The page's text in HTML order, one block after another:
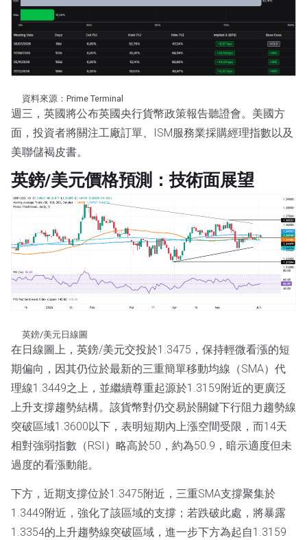
資料來源：Prime Terminal
週三，英國將公布英國央行貨幣政策報告聽證會。美國方
面，投資者將關注工廠訂單、ISM服務業採購經理指數以及
美聯儲褐皮書。
英鎊/美元價格預測：技術面展望
英鎊/美元日線圖
在日線圖上，英鎊/美元交投於1.3475，保持輕微看漲的短
期偏向，因其仍位於最新的三重簡單移動均線（SMA）代
理線1.3449之上，並繼續尊重起源於1.3159附近的更廣泛
上升支撐趨勢結構。該貨幣對仍交易於關鍵下行阻力趨勢線
突破區域1.3600以下，表明短期內上漲空間受限，而14天
相對強弱指數（RSI）略高於50，約為50.9，暗示適度但未
過度的看漲動能。
下方，近期支撐位於1.3475附近，三重SMA支撐聚集於
1.3449附近，強化了該區域的支撐；若跌破此處，將暴露
1.3354的上升趨勢線突破區域，進一步下方為起自1.3159